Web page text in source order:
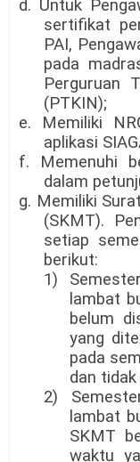
d. Untuk
sertifikat
PAI,
pada
Perguruan
(PTKIN);
e. Memiliki
aplikasi
f. Memenuhi
dalam
g. Memiliki
(SKMT).
setiap
berikut:
1)
lambat
belum
yang
pada
dan
2)
lambat
SKMT
waktu